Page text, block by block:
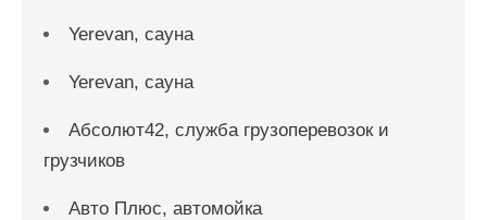
Yerevan, сауна
Yerevan, сауна
Абсолют42, служба грузоперевозок и
грузчиков
Авто Плюс, автомойка